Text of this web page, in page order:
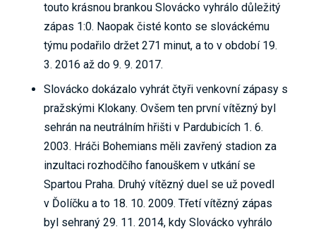
touto krásnou brankou Slovácko vyhrálo důležitý
zápas 1:0. Naopak čisté konto se slováckému
týmu podařilo držet 271 minut, a to v období 19.
3. 2016 až do 9. 9. 2017.
Slovácko dokázalo vyhrát čtyři venkovní zápasy s
pražskými Klokany. Ovšem ten první vítězný byl
sehrán na neutrálním hřišti v Pardubicích 1. 6.
2003. Hráči Bohemians měli zavřený stadion za
inzultaci rozhodčího fanouškem v utkání se
Spartou Praha. Druhý vítězný duel se už povedl
v Ďolíčku a to 18. 10. 2009. Třetí vítězný zápas
byl sehraný 29. 11. 2014, kdy Slovácko vyhrálo